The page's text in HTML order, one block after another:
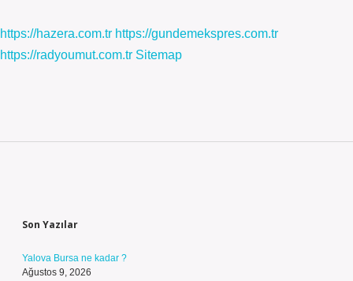
https://hazera.com.tr https://gundemekspres.com.tr
https://radyoumut.com.tr Sitemap
Son Yazılar
Yalova Bursa ne kadar ?
Ağustos 9, 2026